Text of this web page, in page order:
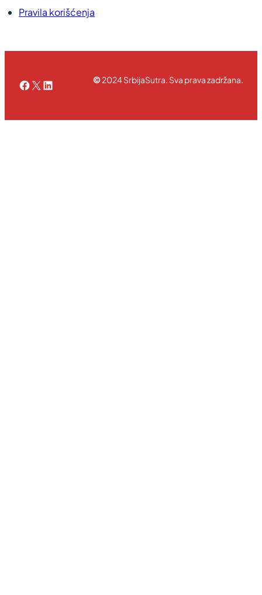
Pravila korišćenja
Facebook
X LinkedIn©2024 SrbijaSutra. Sva prava zadržana.